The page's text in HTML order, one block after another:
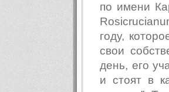
по имени
году,
свои
день, его
и стоят в